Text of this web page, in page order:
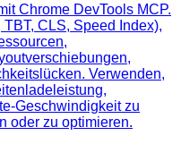
Chrome DevTools MCP.
CLS, Speed Index),
Verwenden,
Geschwindigkeit zu
oder zu optimieren.